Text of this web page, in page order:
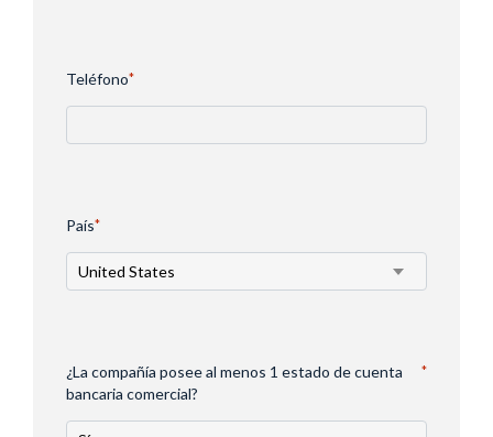
Teléfono*
País*
¿La compañía posee al menos 1 estado de cuenta
bancaria comercial?
*